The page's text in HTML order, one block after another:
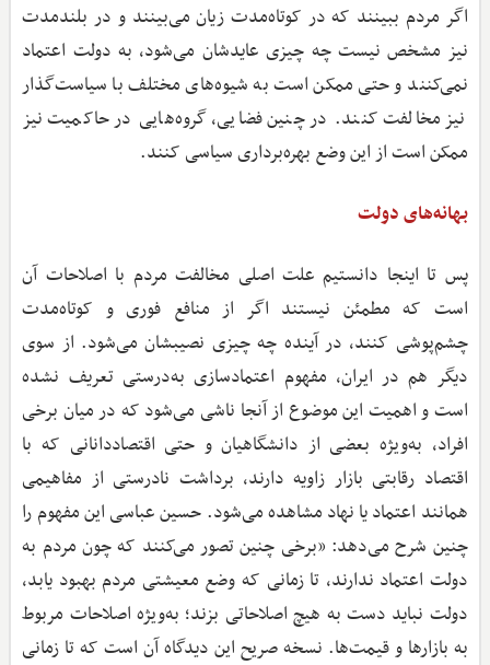
اگر مردم ببینند که در کوتاه‌مدت زیان می‌بینند و در بلندمدت
نیز مشخص نیست چه چیزی عایدشان می‌شود، به دولت اعتماد
نمی‌کنند و حتی ممکن است به شیوه‌های مختلف با سیاست‌گذار
نیز مخالفت کنند. در چنین فضایی، گروه‌هایی در حاکمیت نیز
ممکن است از این وضع بهره‌برداری سیاسی کنند.
بهانه‌های دولت
پس تا اینجا دانستیم علت اصلی مخالفت مردم با اصلاحات آن
است که مطمئن نیستند اگر از منافع فوری و کوتاه‌مدت
چشم‌پوشی کنند، در آینده چه چیزی نصیبشان می‌شود. از سوی
دیگر هم در ایران، مفهوم اعتمادسازی به‌درستی تعریف نشده
است و اهمیت این موضوع از آنجا ناشی می‌شود که در میان برخی
افراد، به‌ویژه بعضی از دانشگاهیان و حتی اقتصاددانانی که با
اقتصاد رقابتی بازار زاویه دارند، برداشت نادرستی از مفاهیمی
همانند اعتماد یا نهاد مشاهده می‌شود. حسین عباسی این مفهوم را
چنین شرح می‌دهد: «برخی چنین تصور می‌کنند که چون مردم به
دولت اعتماد ندارند، تا زمانی که وضع معیشتی مردم بهبود یابد،
دولت نباید دست به هیچ اصلاحاتی بزند؛ به‌ویژه اصلاحات مربوط
به بازارها و قیمت‌ها. نسخه صریح این دیدگاه آن است که تا زمانی